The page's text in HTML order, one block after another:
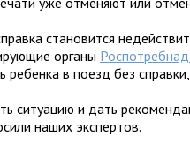
становится
органы
ребенка в поезд без
ситуацию и дать
наших экспертов.